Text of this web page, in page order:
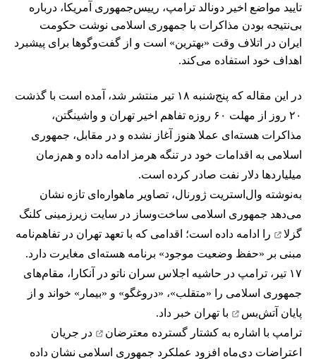
تایید مواضع اخیر دونالد ترامپ، رییس‌جمهوری آمریکا، درباره
بی‌نتیجه بودن مذاکرات با جمهوری اسلامی نوشت حکومت
ایران در اتلاف وقت «بهترین» است و از گفت‌وگوها برای پیشبرد
اهداف خود استفاده می‌کند.
در این مقاله که پنج‌شنبه ۱۸ تیر منتشر شد، آمده است با گذشت
۲۰ روز از مهلت ۶۰ روزه تفاهم اخیر تهران و واشینگتن،
مذاکرات هسته‌ای عملا هنوز آغاز نشده و در مقابل، جمهوری
اسلامی به اقدامات خود در تنگه هرمز ادامه داده و هم‌زمان
میلیاردها دلار نفت صادر کرده است.
به‌نوشته وال‌استریت ژورنال، تصاویر ماهواره‌ای تازه نشان
می‌دهد جمهوری اسلامی ساخت‌وساز در سایت زیرزمینی کلنگ
گزلا
را ادامه داده است؛ اقدامی که با تعهد تهران در تفاهم‌نامه
مبنی بر «حفظ وضعیت موجود» برنامه هسته‌ای مغایرت دارد.
۱۷ تیر، ترامپ در حاشیه اجلاس سران ناتو در آنکارا، مقام‌های
جمهوری اسلامی را «متقلب»، «دروغگو» و «بیمار» خواند و از
پایان آتش‌بس
با تهران خبر داد.
ترامپ با اشاره به کشتار گسترده معترضان
در جریان
اعتراضات دی‌ماه افزود عملکرد جمهوری اسلامی نشان داده